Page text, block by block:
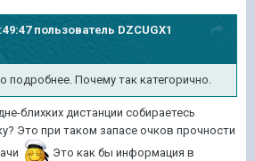
пользователь DZCUGX1
подробнее. Почему так категорично.
блихких дистанции собираетесь
Это при таком запасе очков прочности
Это как бы информация в